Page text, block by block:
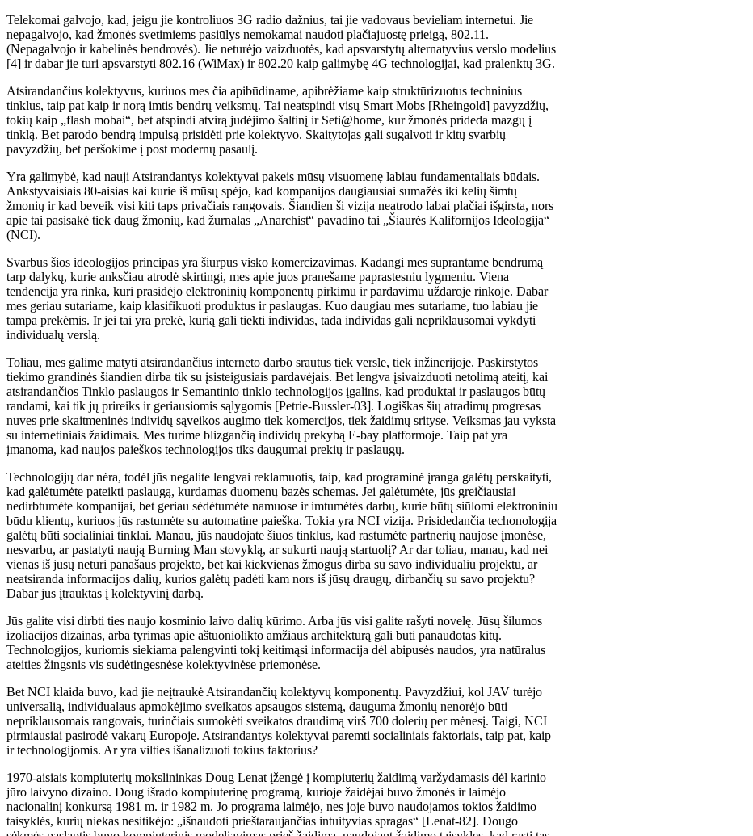
Telekomai galvojo, kad, jeigu jie kontroliuos 3G radio dažnius, tai jie vadovaus bevieliam internetui. Jie
nepagalvojo, kad žmonės svetimiems pasiūlys nemokamai naudoti plačiajuostę prieigą, 802.11.
(Nepagalvojo ir kabelinės bendrovės). Jie neturėjo vaizduotės, kad apsvarstytų alternatyvius verslo modelius
[4] ir dabar jie turi apsvarstyti 802.16 (WiMax) ir 802.20 kaip galimybę 4G technologijai, kad pralenktų 3G.
Atsirandančius kolektyvus, kuriuos mes čia apibūdiname, apibrėžiame kaip struktūrizuotus techninius
tinklus, taip pat kaip ir norą imtis bendrų veiksmų. Tai neatspindi visų Smart Mobs [Rheingold] pavyzdžių,
tokių kaip „flash mobai“, bet atspindi atvirą judėjimo šaltinį ir Seti@home, kur žmonės prideda mazgų į
tinklą. Bet parodo bendrą impulsą prisidėti prie kolektyvo. Skaitytojas gali sugalvoti ir kitų svarbių
pavyzdžių, bet peršokime į post modernų pasaulį.
Yra galimybė, kad nauji Atsirandantys kolektyvai pakeis mūsų visuomenę labiau fundamentaliais būdais.
Ankstyvaisiais 80-aisias kai kurie iš mūsų spėjo, kad kompanijos daugiausiai sumažės iki kelių šimtų
žmonių ir kad beveik visi kiti taps privačiais rangovais. Šiandien ši vizija neatrodo labai plačiai išgirsta, nors
apie tai pasisakė tiek daug žmonių, kad žurnalas „Anarchist“ pavadino tai „Šiaurės Kalifornijos Ideologija“
(NCI).
Svarbus šios ideologijos principas yra šiurpus visko komercizavimas. Kadangi mes suprantame bendrumą
tarp dalykų, kurie anksčiau atrodė skirtingi, mes apie juos pranešame paprastesniu lygmeniu. Viena
tendencija yra rinka, kuri prasidėjo elektroninių komponentų pirkimu ir pardavimu uždaroje rinkoje. Dabar
mes geriau sutariame, kaip klasifikuoti produktus ir paslaugas. Kuo daugiau mes sutariame, tuo labiau jie
tampa prekėmis. Ir jei tai yra prekė, kurią gali tiekti individas, tada individas gali nepriklausomai vykdyti
individualų verslą.
Toliau, mes galime matyti atsirandančius interneto darbo srautus tiek versle, tiek inžinerijoje. Paskirstytos
tiekimo grandinės šiandien dirba tik su įsisteigusiais pardavėjais. Bet lengva įsivaizduoti netolimą ateitį, kai
atsirandančios Tinklo paslaugos ir Semantinio tinklo technologijos įgalins, kad produktai ir paslaugos būtų
randami, kai tik jų prireiks ir geriausiomis sąlygomis [Petrie-Bussler-03]. Logiškas šių atradimų progresas
nuves prie skaitmeninės individų sąveikos augimo tiek komercijos, tiek žaidimų srityse. Veiksmas jau vyksta
su internetiniais žaidimais. Mes turime blizgančią individų prekybą E-bay platformoje. Taip pat yra
įmanoma, kad naujos paieškos technologijos tiks daugumai prekių ir paslaugų.
Technologijų dar nėra, todėl jūs negalite lengvai reklamuotis, taip, kad programinė įranga galėtų perskaityti,
kad galėtumėte pateikti paslaugą, kurdamas duomenų bazės schemas. Jei galėtumėte, jūs greičiausiai
nedirbtumėte kompanijai, bet geriau sėdėtumėte namuose ir imtumėtės darbų, kurie būtų siūlomi elektroniniu
būdu klientų, kuriuos jūs rastumėte su automatine paieška. Tokia yra NCI vizija. Prisidedančia techonologija
galėtų būti socialiniai tinklai. Manau, jūs naudojate šiuos tinklus, kad rastumėte partnerių naujose įmonėse,
nesvarbu, ar pastatyti naują Burning Man stovyklą, ar sukurti naują startuolį? Ar dar toliau, manau, kad nei
vienas iš jūsų neturi panašaus projekto, bet kai kiekvienas žmogus dirba su savo individualiu projektu, ar
neatsiranda informacijos dalių, kurios galėtų padėti kam nors iš jūsų draugų, dirbančių su savo projektu?
Dabar jūs įtrauktas į kolektyvinį darbą.
Jūs galite visi dirbti ties naujo kosminio laivo dalių kūrimo. Arba jūs visi galite rašyti novelę. Jūsų šilumos
izoliacijos dizainas, arba tyrimas apie aštuoniolikto amžiaus architektūrą gali būti panaudotas kitų.
Technologijos, kuriomis siekiama palengvinti tokį keitimąsi informacija dėl abipusės naudos, yra natūralus
ateities žingsnis vis sudėtingesnėse kolektyvinėse priemonėse.
Bet NCI klaida buvo, kad jie neįtraukė Atsirandančių kolektyvų komponentų. Pavyzdžiui, kol JAV turėjo
universalią, individualaus apmokėjimo sveikatos apsaugos sistemą, dauguma žmonių nenorėjo būti
nepriklausomais rangovais, turinčiais sumokėti sveikatos draudimą virš 700 dolerių per mėnesį. Taigi, NCI
pirmiausiai pasirodė vakarų Europoje. Atsirandantys kolektyvai paremti socialiniais faktoriais, taip pat, kaip
ir technologijomis. Ar yra vilties išanalizuoti tokius faktorius?
1970-aisiais kompiuterių mokslininkas Doug Lenat įžengė į kompiuterių žaidimą varžydamasis dėl karinio
jūro laivyno dizaino. Doug išrado kompiuterinę programą, kurioje žaidėjai buvo žmonės ir laimėjo
nacionalinį konkursą 1981 m. ir 1982 m. Jo programa laimėjo, nes joje buvo naudojamos tokios žaidimo
taisyklės, kurių niekas nesitikėjo: „išnaudoti prieštaraujančias intuityvias spragas“ [Lenat-82]. Dougo